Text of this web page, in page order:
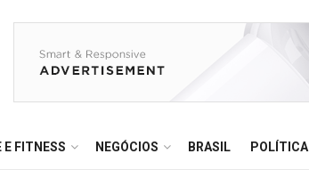
E FITNESS NEGÓCIOS BRASIL POLÍTICA